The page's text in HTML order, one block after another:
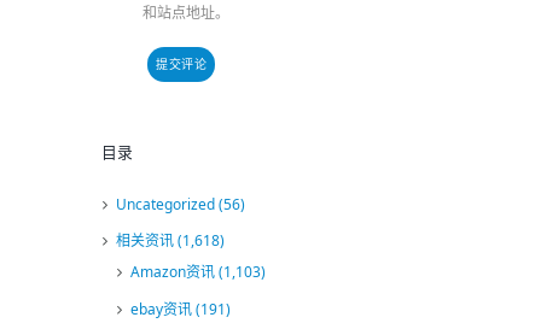
和站点地址。
目录
Uncategorized(56)
相关资讯(1,618)
Amazon资讯(1,103)
ebay资讯(191)